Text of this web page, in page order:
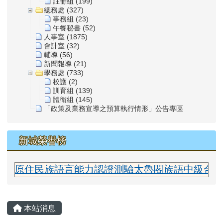
總務處 (327)
事務組 (23)
午餐秘書 (52)
人事室 (1875)
會計室 (32)
輔導 (56)
新聞報導 (21)
學務處 (733)
校護 (2)
訓育組 (139)
體衛組 (145)
「政策及業務宣導之預算執行情形」公告專區
新城榮譽榜
族語言能力認證測驗太魯閣族語中級合格 指導
主內容區域
本站消息